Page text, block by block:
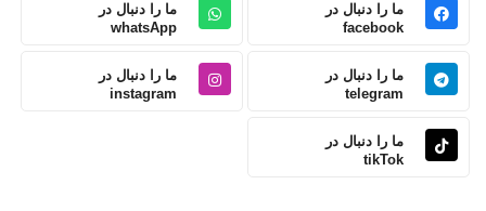
ما را دنبال در
facebook
ما را دنبال در
whatsApp
ما را دنبال در
telegram
ما را دنبال در
instagram
ما را دنبال در
tikTok